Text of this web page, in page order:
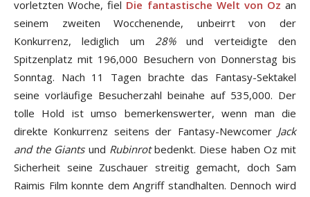
vorletzten Woche, fiel Die fantastische Welt von Oz an
seinem zweiten Wocchenende, unbeirrt von der
Konkurrenz, lediglich um 28%und verteidigte den
Spitzenplatz mit 196,000 Besuchern von Donnerstag bis
Sonntag. Nach 11 Tagen brachte das Fantasy-Sektakel
seine vorläufige Besucherzahl beinahe auf 535,000. Der
tolle Hold ist umso bemerkenswerter, wenn man die
direkte Konkurrenz seitens der Fantasy-Newcomer Jack
and the Giantsund Rubinrotbedenkt. Diese haben Oz mit
Sicherheit seine Zuschauer streitig gemacht, doch Sam
Raimis Film konnte dem Angriff standhalten. Dennoch wird